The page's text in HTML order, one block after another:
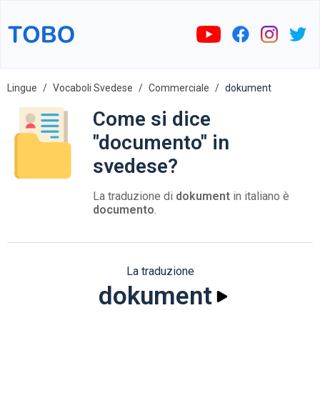
Lingue Vocaboli Svedese Commerciale dokument
Come si dice
"documento" in
svedese?
La traduzione di dokument in italiano è
documento.
La traduzione
dokument